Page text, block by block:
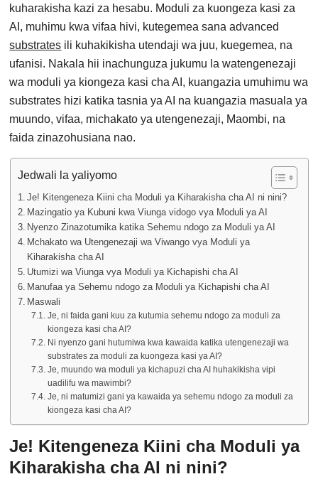
kuharakisha kazi za hesabu. Moduli za kuongeza kasi za
AI, muhimu kwa vifaa hivi, kutegemea sana advanced
substrates ili kuhakikisha utendaji wa juu, kuegemea, na
ufanisi. Nakala hii inachunguza jukumu la watengenezaji
wa moduli ya kiongeza kasi cha AI, kuangazia umuhimu wa
substrates hizi katika tasnia ya AI na kuangazia masuala ya
muundo, vifaa, michakato ya utengenezaji, Maombi, na
faida zinazohusiana nao.
Jedwali la yaliyomo
Je! Kitengeneza Kiini cha Moduli ya Kiharakisha cha AI ni nini?
Mazingatio ya Kubuni kwa Viunga vidogo vya Moduli ya AI
Nyenzo Zinazotumika katika Sehemu ndogo za Moduli ya AI
Mchakato wa Utengenezaji wa Viwango vya Moduli ya
Kiharakisha cha AI
Utumizi wa Viunga vya Moduli ya Kichapishi cha AI
Manufaa ya Sehemu ndogo za Moduli ya Kichapishi cha AI
Maswali
Je, ni faida gani kuu za kutumia sehemu ndogo za moduli za
kiongeza kasi cha AI?
Ni nyenzo gani hutumiwa kwa kawaida katika utengenezaji wa
substrates za moduli za kuongeza kasi ya AI?
Je, muundo wa moduli ya kichapuzi cha AI huhakikisha vipi
uadilifu wa mawimbi?
Je, ni matumizi gani ya kawaida ya sehemu ndogo za moduli za
kiongeza kasi cha AI?
Je! Kitengeneza Kiini cha Moduli ya
Kiharakisha cha AI ni nini?